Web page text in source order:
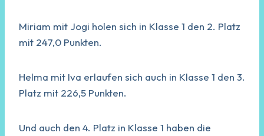
Miriam mit Jogi holen sich in Klasse 1 den 2. Platz
mit 247,0 Punkten.
Helma mit Iva erlaufen sich auch in Klasse 1 den 3.
Platz mit 226,5 Punkten.
Und auch den 4. Platz in Klasse 1 haben die